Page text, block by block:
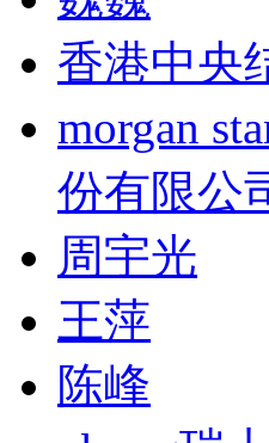
香港中央
morgan
份有限公
周宇光
王萍
陈峰